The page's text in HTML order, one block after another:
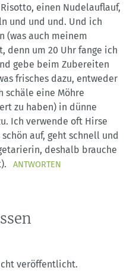
einen Nudelauflauf,
und und und. Und ich
(was auch meinem
denn um 20 Uhr fange ich
gebe beim Zubereiten
frisches dazu, entweder
schäle eine Möhre
zu haben) in dünne
Ich verwende oft Hirse
auf, geht schnell und
deshalb brauche
ANTWORTEN
veröffentlicht.